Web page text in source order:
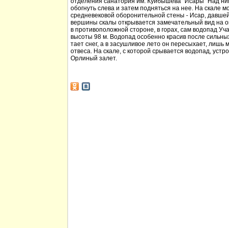
обогнуть слева и затем подняться на нее. На скале
средневековой оборонительной стены - Исар,
вершины скалы открывается замечательный вид на
в противоположной стороне, в горах, сам водопад
высоты 98 м. Водопад особенно красив после
тает снег, а в засушливое лето он пересыхает, лишь
отвеса. На скале, с которой срывается водопад,
Орлиный залет.